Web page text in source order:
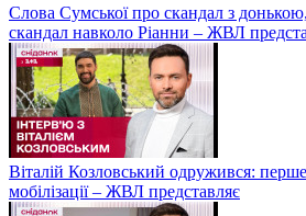
Слова Сумської про скандал з
скандал навколо Ріанни – ЖВЛ
Віталій Козловський одружився:
мобілізації – ЖВЛ представляє